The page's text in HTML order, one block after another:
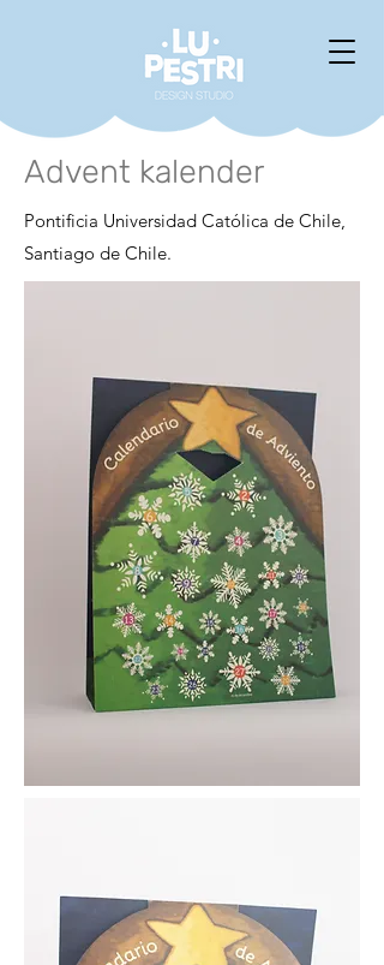
Advent kalender
Pontificia Universidad Católica de Chile,
Santiago de Chile.